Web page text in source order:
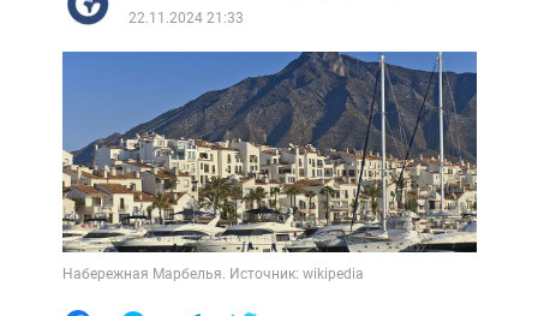
22.11.2024 21:33
Набережная Марбелья. Источник: wikipedia